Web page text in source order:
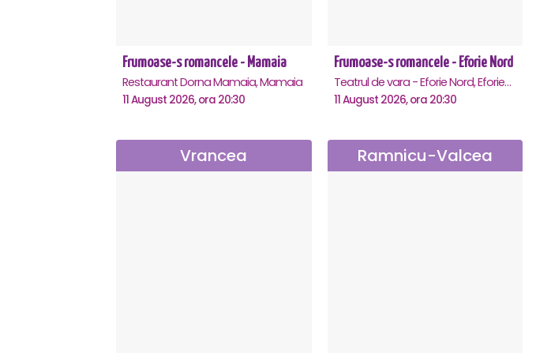
Frumoase-s romancele - Mamaia
Restaurant Dorna Mamaia, Mamaia
11 August 2026, ora 20:30
Frumoase-s romancele - Eforie Nord
Teatrul de vara - Eforie Nord, Eforie-Nord
11 August 2026, ora 20:30
Vrancea Ramnicu-Valcea